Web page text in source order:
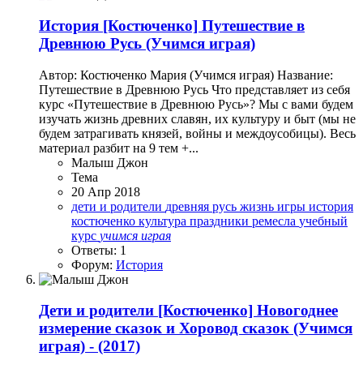
История [Костюченко] Путешествие в
Древнюю Русь (Учимся играя)
Автор: Костюченко Мария (Учимся играя) Название:
Путешествие в Древнюю Русь Что представляет из себя
курс «Путешествие в Древнюю Русь»? Мы с вами будем
изучать жизнь древних славян, их культуру и быт (мы не
будем затрагивать князей, войны и междоусобицы). Весь
материал разбит на 9 тем +...
Малыш Джон
Тема
20 Апр 2018
дети и родители древняя русь жизнь игры история
костюченко культура праздники ремесла учебный
курс учимся играя
Ответы: 1
Форум: История
Дети и родители [Костюченко] Новогоднее
измерение сказок и Хоровод сказок (Учимся
играя) - (2017)